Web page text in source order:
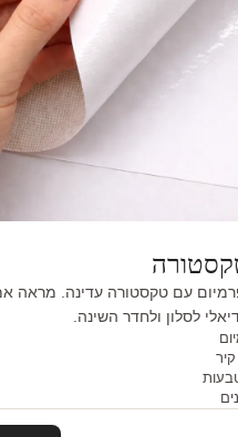
עם טקסטורה עדינה. מראה
לסלון ולחדר השינה.